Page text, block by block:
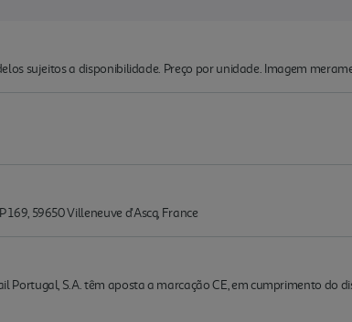
sujeitos a disponibilidade. Preço por unidade. Imagem
169, 59650 Villeneuve d'Ascq, France
S.A. têm aposta a marcação CE, em cumprimento do